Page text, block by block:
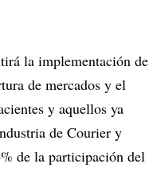
la implementación de
de mercados y el
y aquellos ya
de Courier y
de la participación del